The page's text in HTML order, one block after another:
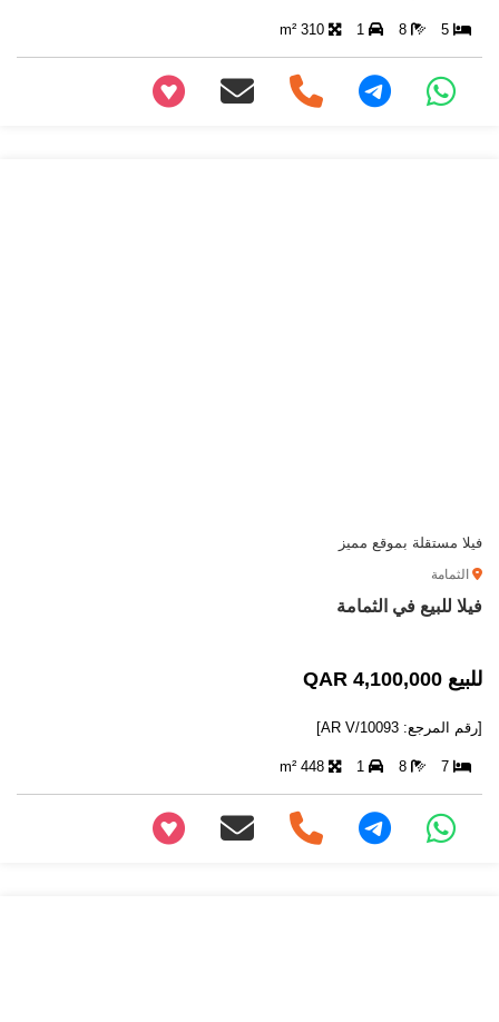
5
8
1
310 m²
فيلا مستقلة بموقع مميز
الثمامة
فيلا للبيع في الثمامة
للبيع 4,100,000 QAR
[رقم المرجع: AR V/10093]
7
8
1
448 m²